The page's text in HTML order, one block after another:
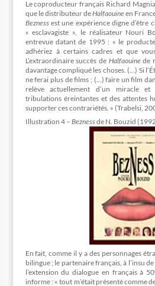
Le coproducteur français Richard
que le distributeur deHalfaouineen
Beznessest une expérience digne d’être
« esclavagiste », le réalisateur Nouri
entrevue datant de 1995 : « le
adhériez à certains cadres et que
L’extraordinaire succès de Halfaouinede
davantage compliqué les choses. (…) Si
ne ferai plus de films ; (…) faire un film
relève actuellement d’un miracle
tribulations éreintantes et des attentes
supporter ces contrariétés. » (Trabelsi,
Illustration 4 – Beznessde N. Bouzid
En fait, comme il y a des personnages
bilingue ; le partenaire français, à l’insu
l’extension du dialogue en français à
informe : « tout m’était présenté comme